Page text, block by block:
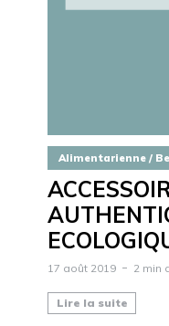
Alimentarienne /
17 août 2019 2 min
Lire la suite